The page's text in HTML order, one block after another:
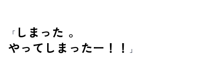
「 しまった 。
やってしまったー！！
」